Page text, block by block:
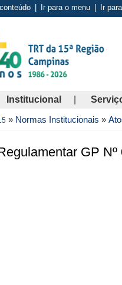
Ir para o menu Ir
Institucional
» Normas Institucionais »
GP Nº